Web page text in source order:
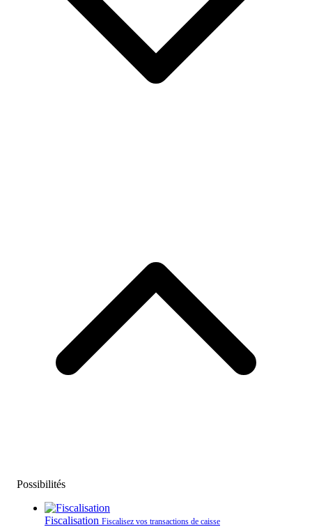
Possibilités
Fiscalisation Fiscalisez vos transactions de caisse